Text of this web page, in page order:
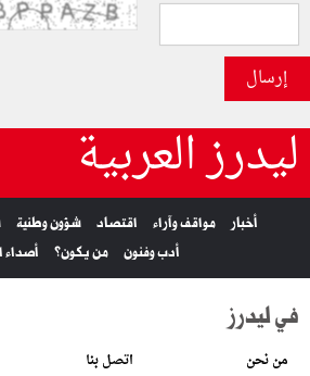
إرسال
ليدرز العربية
أخبار مواقف وآراء اقتصاد شؤون وطنية
أدب وفنون
من يكون؟
في ليدرز
من نحن اتصل بنا